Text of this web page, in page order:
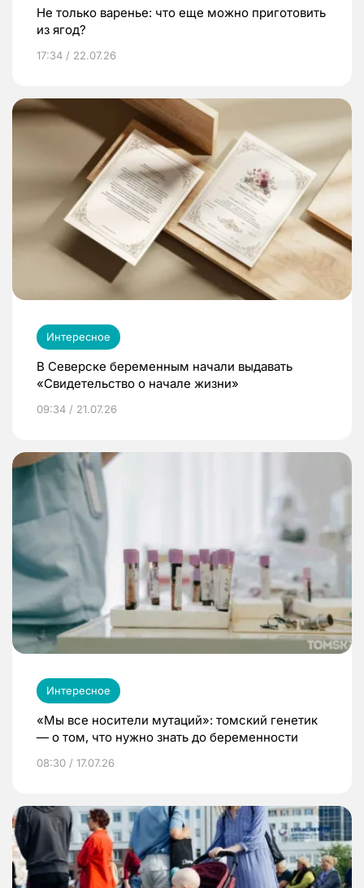
Не только варенье: что еще можно приготовить
из ягод?
17:34 / 22.07.26
Интересное
В Северске беременным начали выдавать
«Свидетельство о начале жизни»
09:34 / 21.07.26
Интересное
«Мы все носители мутаций»: томский генетик
— о том, что нужно знать до беременности
08:30 / 17.07.26